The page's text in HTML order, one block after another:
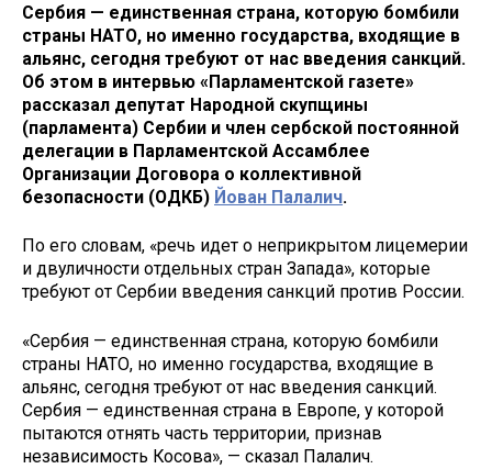
Сербия — единственная страна, которую бомбили
страны НАТО, но именно государства, входящие в
альянс, сегодня требуют от нас введения санкций.
Об этом в интервью «Парламентской газете»
рассказал депутат Народной скупщины
(парламента) Сербии и член сербской постоянной
делегации в Парламентской Ассамблее
Организации Договора о коллективной
безопасности (ОДКБ) Йован Палалич.
По его словам, «речь идет о неприкрытом лицемерии
и двуличности отдельных стран Запада», которые
требуют от Сербии введения санкций против России.
«Сербия — единственная страна, которую бомбили
страны НАТО, но именно государства, входящие в
альянс, сегодня требуют от нас введения санкций.
Сербия — единственная страна в Европе, у которой
пытаются отнять часть территории, признав
независимость Косова», — сказал Палалич.